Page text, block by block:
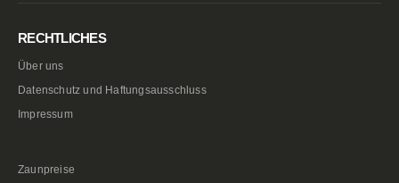
RECHTLICHES
Über uns
Datenschutz und Haftungsausschluss
Impressum
Zaunpreise